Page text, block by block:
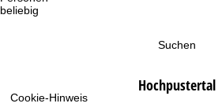
Cookie-Hinweis
beliebig
Suchen
Hochpustertal